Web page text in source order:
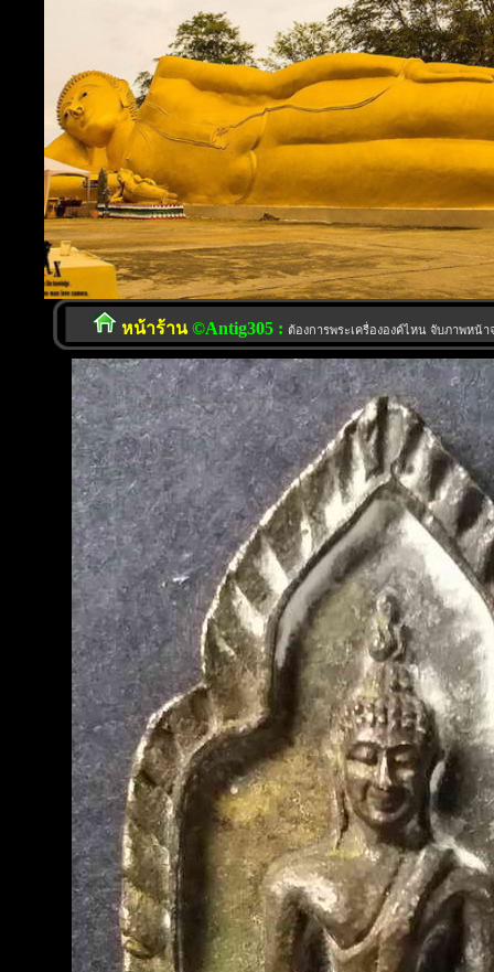
หน้าร้าน©Antig305 : ต้องการพระเครื่ององค์ไหน จับภาพหน้า